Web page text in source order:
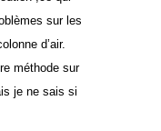
sur les
d’air.
méthode sur
je ne sais si